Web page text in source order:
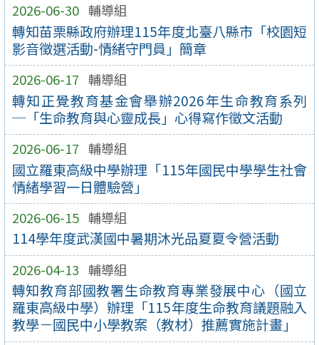
2026-06-30 輔導組
轉知苗栗縣政府辦理115年度北臺八縣市「校園短
影音徵選活動-情緒守門員」簡章
2026-06-17 輔導組
轉知正覺教育基金會舉辦2026年生命教育系列
─「生命教育與心靈成長」心得寫作徵文活動
2026-06-17 輔導組
國立羅東高級中學辦理「115年國民中學學生社會
情緒學習一日體驗營」
2026-06-15 輔導組
114學年度武漢國中暑期沐光品夏夏令營活動
2026-04-13 輔導組
轉知教育部國教署生命教育專業發展中心（國立
羅東高級中學）辦理「115年度生命教育議題融入
教學－國民中小學教案（教材）推薦實施計畫」